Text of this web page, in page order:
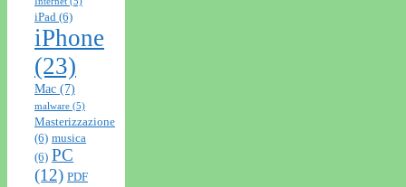
iPad (6)
iPhone
(23)
Mac (7)
malware (5)
Masterizzazione
(6) musica
(6) PC
(12) PDF